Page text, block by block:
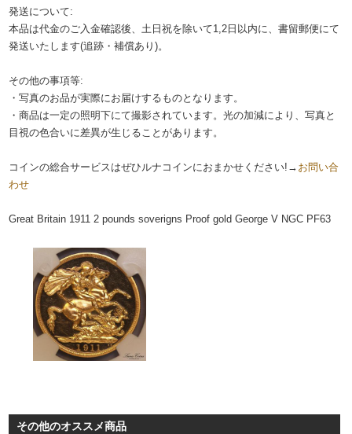
発送について:
本品は代金のご入金確認後、土日祝を除いて1,2日以内に、書留郵便にて
発送いたします(追跡・補償あり)。
その他の事項等:
・写真のお品が実際にお届けするものとなります。
・商品は一定の照明下にて撮影されています。光の加減により、写真と
目視の色合いに差異が生じることがあります。
コインの総合サービスはぜひルナコインにおまかせください!→ お問い合
わせ
Great Britain 1911 2 pounds soverigns Proof gold George V NGC PF63
その他のオススメ商品